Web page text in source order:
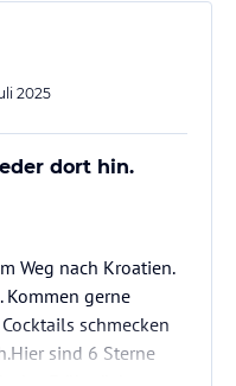
2025
dort hin.
Weg nach Kroatien.
Kommen gerne
schmecken
sind 6 Sterne